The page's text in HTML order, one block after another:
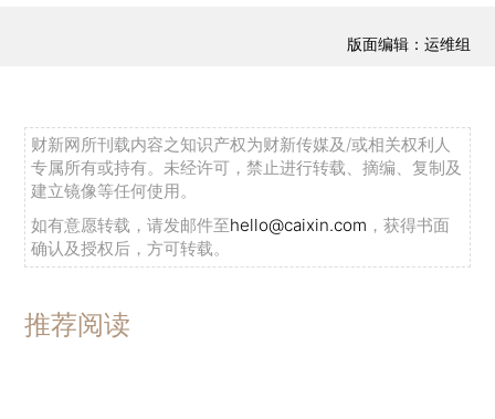
版面编辑：运维组
财新网所刊载内容之知识产权为财新传媒及/或相关权利人
专属所有或持有。未经许可，禁止进行转载、摘编、复制及
建立镜像等任何使用。
如有意愿转载，请发邮件至hello@caixin.com ，获得书面
确认及授权后，方可转载。
推荐阅读